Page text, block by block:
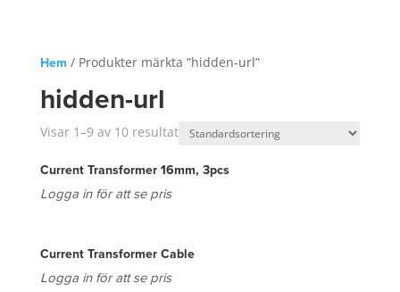
Hem / Produkter märkta ”hidden-url”
hidden-url
Visar 1–9 av 10 resultat
Current Transformer 16mm, 3pcs
Logga in för att se pris
Current Transformer Cable
Logga in för att se pris